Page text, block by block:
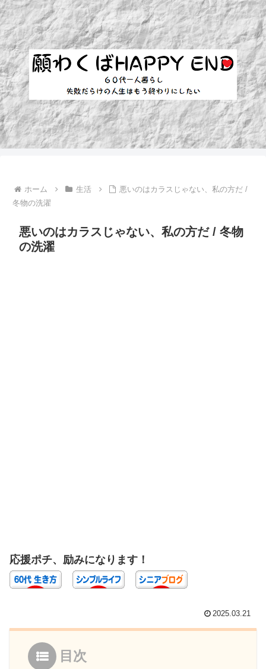
ホーム 生活
悪いのはカラスじゃない、私の方だ /
冬物の洗濯
悪いのはカラスじゃない、私の方だ / 冬物
の洗濯
応援ポチ、励みになります！
2025.03.21
目次